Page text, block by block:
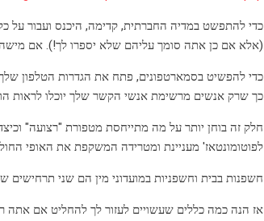
כדי להתפשט במדיה החברתית, קדימה, היכנס ועבור על
(אלא אם כן אתה סומך עליהם שלא יספרו לך!). אם
כדי להפשיט בסמארטפונים, פתח את הגדרות הטלפון
כך שרק אנשים מרשימת אנשי הקשר שלך יוכלו לראות
חלק זה בוחן יותר על מה מתייחסת מטפורת "רצועה"
לפוטומונטאז' מעניינת ומטרידה המשקפת את האופי
חשפנות בבית וחשפניות במועדוני מין הם שני תרחישים
אז הנה כמה כללים שעשויים לעזור לך להחליט אם